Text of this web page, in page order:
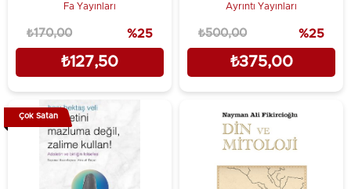
Fa Yayınları
₺127,50
₺170,00 %25
Ayrıntı Yayınları
₺375,00
₺500,00 %25
Çok Satan